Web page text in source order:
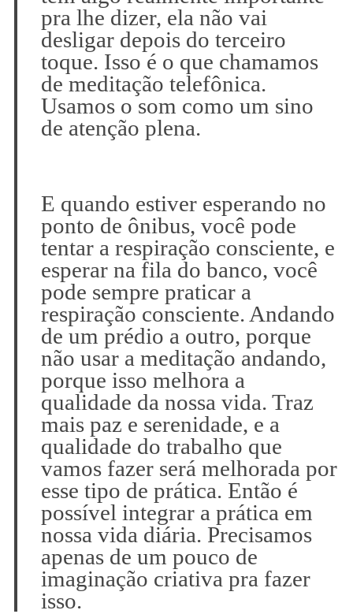
pra lhe dizer, ela não vai
desligar depois do terceiro
toque. Isso é o que chamamos
de meditação telefônica.
Usamos o som como um sino
de atenção plena.
E quando estiver esperando no
ponto de ônibus, você pode
tentar a respiração consciente, e
esperar na fila do banco, você
pode sempre praticar a
respiração consciente. Andando
de um prédio a outro, porque
não usar a meditação andando,
porque isso melhora a
qualidade da nossa vida. Traz
mais paz e serenidade, e a
qualidade do trabalho que
vamos fazer será melhorada por
esse tipo de prática. Então é
possível integrar a prática em
nossa vida diária. Precisamos
apenas de um pouco de
imaginação criativa pra fazer
isso.